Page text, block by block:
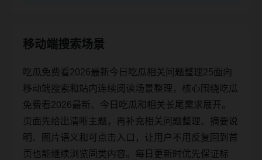
移动端搜索场景
吃瓜免费看2026最新今日吃瓜相关问题整理25面向
移动端搜索和站内连续阅读场景整理，核心围绕吃瓜
免费看2026最新、今日吃瓜和相关长尾需求展开。
页面先给出清晰主题，再补充相关问题整理、摘要说
明、图片语义和可点击入口，让用户不用反复回到首
页也能继续浏览同类内容。每日更新时优先保证标